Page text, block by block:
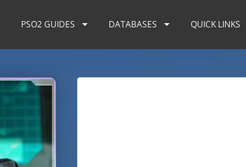
PSO2 GUIDES DATABASES QUICK LINKS